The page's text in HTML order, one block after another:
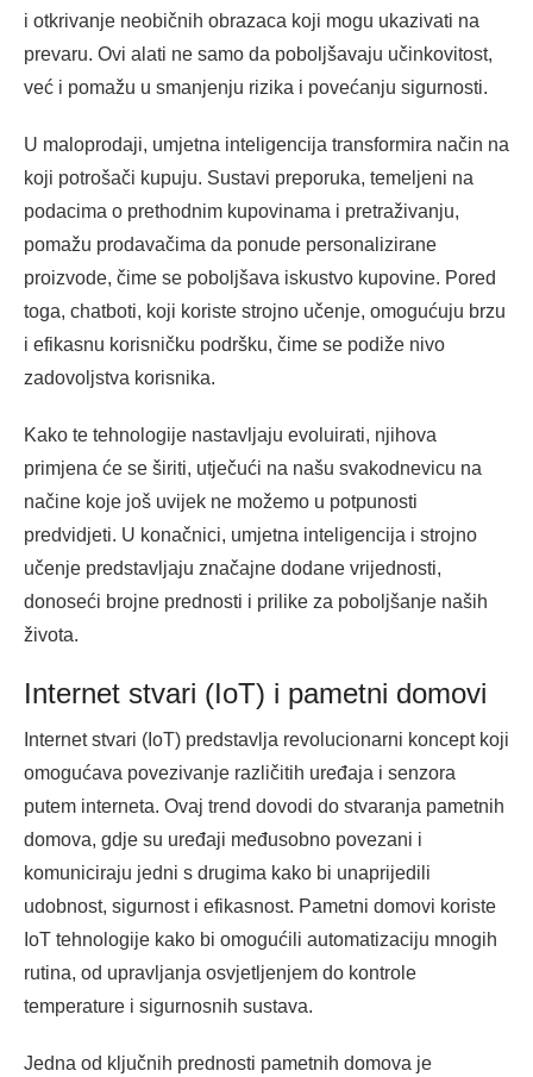
i otkrivanje neobičnih obrazaca koji mogu ukazivati na
prevaru. Ovi alati ne samo da poboljšavaju učinkovitost,
već i pomažu u smanjenju rizika i povećanju sigurnosti.
U maloprodaji, umjetna inteligencija transformira način na
koji potrošači kupuju. Sustavi preporuka, temeljeni na
podacima o prethodnim kupovinama i pretraživanju,
pomažu prodavačima da ponude personalizirane
proizvode, čime se poboljšava iskustvo kupovine. Pored
toga, chatboti, koji koriste strojno učenje, omogućuju brzu
i efikasnu korisničku podršku, čime se podiže nivo
zadovoljstva korisnika.
Kako te tehnologije nastavljaju evoluirati, njihova
primjena će se širiti, utječući na našu svakodnevicu na
načine koje još uvijek ne možemo u potpunosti
predvidjeti. U konačnici, umjetna inteligencija i strojno
učenje predstavljaju značajne dodane vrijednosti,
donoseći brojne prednosti i prilike za poboljšanje naših
života.
Internet stvari (IoT) i pametni domovi
Internet stvari (IoT) predstavlja revolucionarni koncept koji
omogućava povezivanje različitih uređaja i senzora
putem interneta. Ovaj trend dovodi do stvaranja pametnih
domova, gdje su uređaji međusobno povezani i
komuniciraju jedni s drugima kako bi unaprijedili
udobnost, sigurnost i efikasnost. Pametni domovi koriste
IoT tehnologije kako bi omogućili automatizaciju mnogih
rutina, od upravljanja osvjetljenjem do kontrole
temperature i sigurnosnih sustava.
Jedna od ključnih prednosti pametnih domova je